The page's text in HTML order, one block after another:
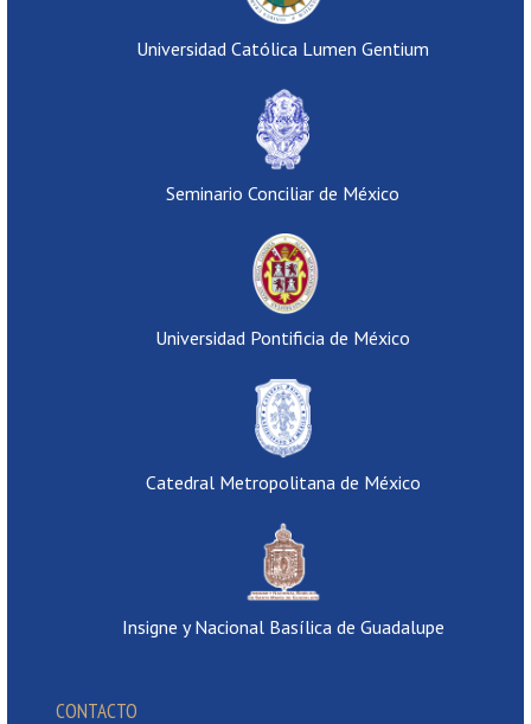
Universidad Católica Lumen Gentium
Seminario Conciliar de México
Universidad Pontificia de México
Catedral Metropolitana de México
Insigne y Nacional Basílica de Guadalupe
CONTACTO